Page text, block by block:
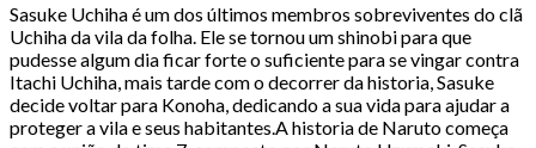
Sasuke Uchiha é um dos últimos membros sobreviventes do clã
Uchiha da vila da folha. Ele se tornou um shinobi para que
pudesse algum dia ficar forte o suficiente para se vingar contra
Itachi Uchiha, mais tarde com o decorrer da historia, Sasuke
decide voltar para Konoha, dedicando a sua vida para ajudar a
proteger a vila e seus habitantes.A historia de Naruto começa